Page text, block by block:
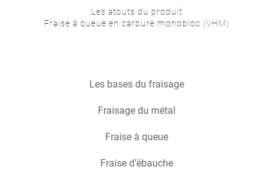
Les atouts du produit
Fraise à queue en carbure monobloc (VHM)
Les bases du fraisage
Fraisage du métal
Fraise à queue
Fraise d’ébauche